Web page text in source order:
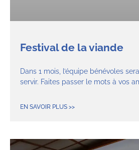
Festival de la viande
Dans 1 mois, l’équipe bénévoles
servir. Faites passer le mots à vos
EN SAVOIR PLUS >>